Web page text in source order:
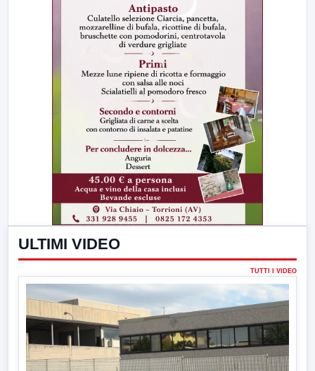
ULTIMI VIDEO
TUTTI I VIDEO